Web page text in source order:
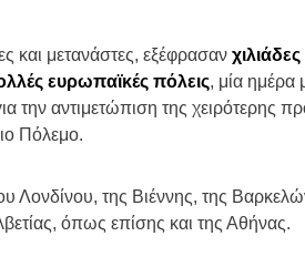
μετανάστες, εξέφρασαν
ευρωπαϊκές πόλεις, μία ημέρα
την αντιμετώπιση της χειρότερης
Πόλεμο.
Λονδίνου, της Βιέννης, της
όπως επίσης και της Αθήνας.